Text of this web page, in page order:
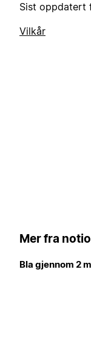
Sist oppdatert
Vilkår
Mer fra
Bla gjennom 2